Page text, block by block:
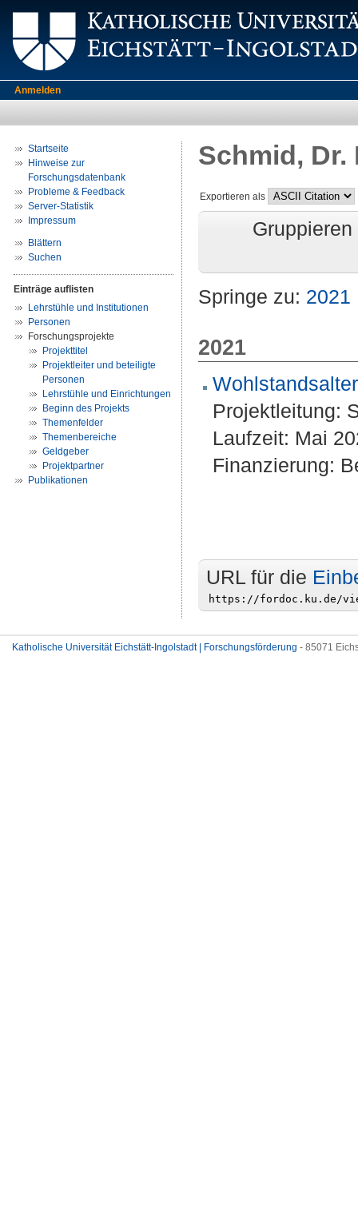
Anmelden
Startseite
Hinweise zur
Forschungsdatenbank
Probleme & Feedback
Server-Statistik
Impressum
Blättern
Suchen
Einträge auflisten
Lehrstühle und Institutionen
Personen
Forschungsprojekte
Projekttitel
Projektleiter und beteiligte
Personen
Lehrstühle und Einrichtungen
Beginn des Projekts
Themenfelder
Themenbereiche
Geldgeber
Projektpartner
Publikationen
Schmid, Dr.
Exportieren als
Springe zu: 2021
2021
Projektleitung:
Laufzeit: Mai
Finanzierung:
URL für die
Katholische Universität Eichstätt-Ingolstadt | Forschungsförderung - 85071